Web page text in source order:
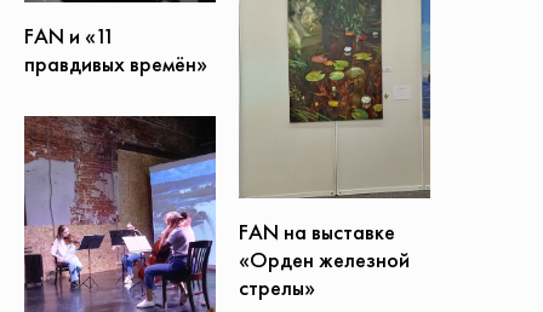
FAN и «11
правдивых времён»
FAN на выставке
«Орден железной
стрелы»